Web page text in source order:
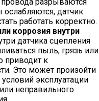
датчик
работать корректно.
коррозия внутри
датчика сцепления
пыль, грязь или
приводит к
Это может произойти
условий эксплуатации
неправильного